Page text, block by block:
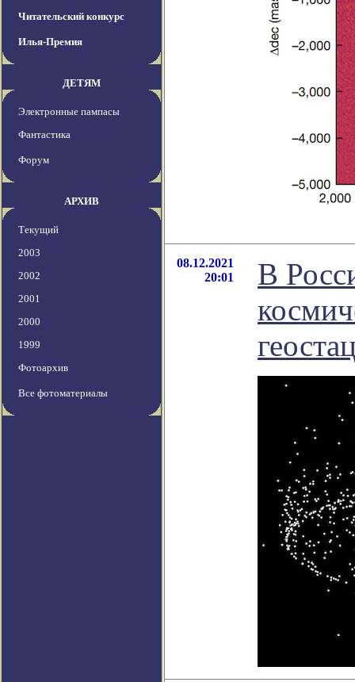
Читательский конкурс
Илья-Премия
ДЕТЯМ
Электронные пампасы
Фантастика
Форум
АРХИВ
Текущий
2003
2002
2001
2000
1999
Фотоархив
Все фотоматериалы
08.12.2021
20:01
В